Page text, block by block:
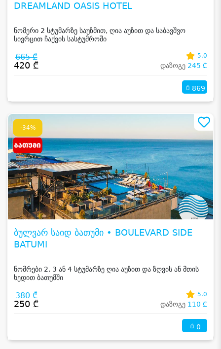
DREAMLAND OASIS HOTEL
ნომერი 2 სტუმარზე საუზმით, ღია აუზით და საბავშვო
სივრცით ჩაქვის სასტუმროში
665 ₾
420 ₾
5.0
დაზოგე 245 ₾
869
-34%
ბულვარ საიდ ბათუმი • BOULEVARD SIDE
BATUMI
ნომრები 2, 3 ან 4 სტუმარზე ღია აუზით და ზღვის ან მთის
ხედით ბათუმში
380 ₾
250 ₾
5.0
დაზოგე 110 ₾
0